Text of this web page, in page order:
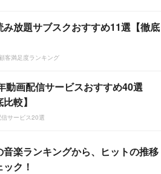
み放題サブスクおすすめ11選【徹底
客満足度ランキング
動画配信サービスおすすめ40選
比較】
サービス20選
音楽ランキングから、ヒットの推移
ク！